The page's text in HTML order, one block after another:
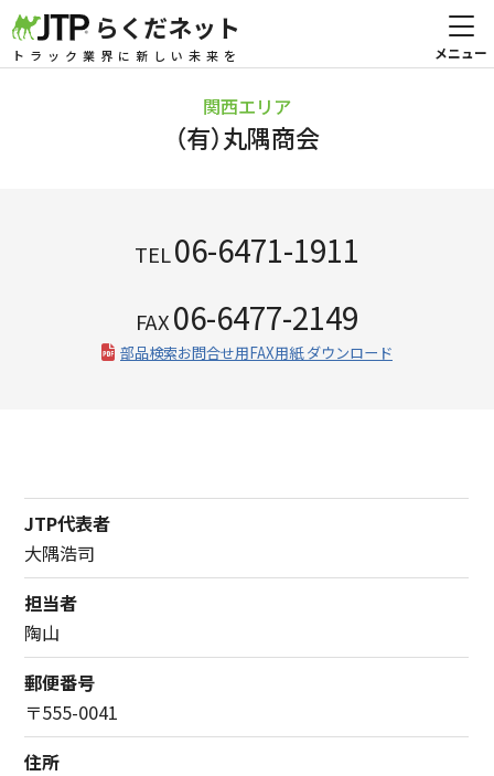
らくだネット
トラック業界に新しい未来を
関西エリア
（有）丸隅商会
TEL06-6471-1911
FAX06-6477-2149
部品検索お問合せ用FAX用紙 ダウンロード
JTP代表者
大隅浩司
担当者
陶山
郵便番号
〒555-0041
住所